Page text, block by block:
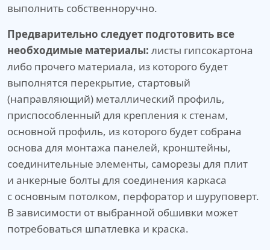
выполнить собственноручно.
Предварительно следует подготовить все
необходимые материалы: листы гипсокартона
либо прочего материала, из которого будет
выполнятся перекрытие, стартовый
(направляющий) металлический профиль,
приспособленный для крепления к стенам,
основной профиль, из которого будет собрана
основа для монтажа панелей, кронштейны,
соединительные элементы, саморезы для плит
и анкерные болты для соединения каркаса
с основным потолком, перфоратор и шуруповерт.
В зависимости от выбранной обшивки может
потребоваться шпатлевка и краска.